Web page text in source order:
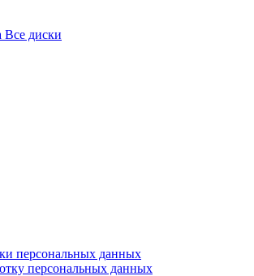
Все диски
персональных данных
персональных данных